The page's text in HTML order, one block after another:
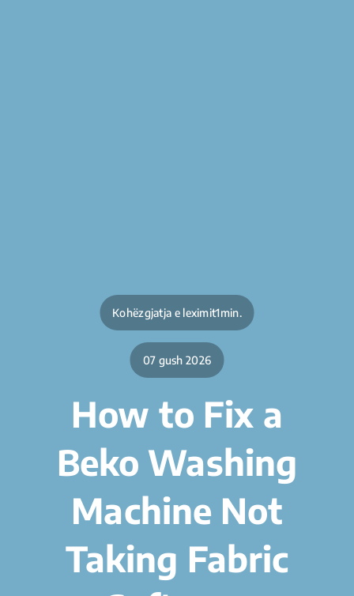
Kohëzgjatja e leximit1min.
07 gush 2026
How to Fix a
Beko Washing
Machine Not
Taking Fabric